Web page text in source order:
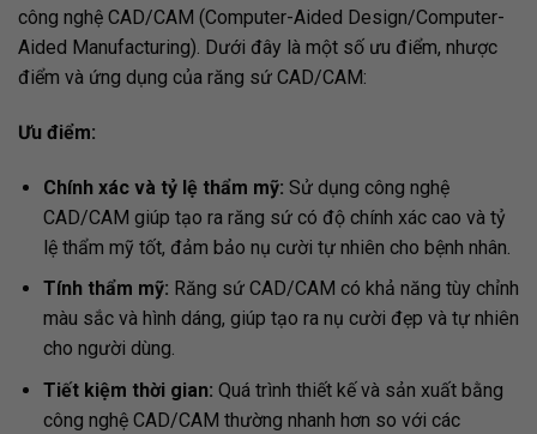
công nghệ CAD/CAM (Computer-Aided Design/Computer-
Aided Manufacturing). Dưới đây là một số ưu điểm, nhược
điểm và ứng dụng của răng sứ CAD/CAM:
Ưu điểm:
Chính xác và tỷ lệ thẩm mỹ: Sử dụng công nghệ
CAD/CAM giúp tạo ra răng sứ có độ chính xác cao và tỷ
lệ thẩm mỹ tốt, đảm bảo nụ cười tự nhiên cho bệnh nhân.
Tính thẩm mỹ: Răng sứ CAD/CAM có khả năng tùy chỉnh
màu sắc và hình dáng, giúp tạo ra nụ cười đẹp và tự nhiên
cho người dùng.
Tiết kiệm thời gian: Quá trình thiết kế và sản xuất bằng
công nghệ CAD/CAM thường nhanh hơn so với các